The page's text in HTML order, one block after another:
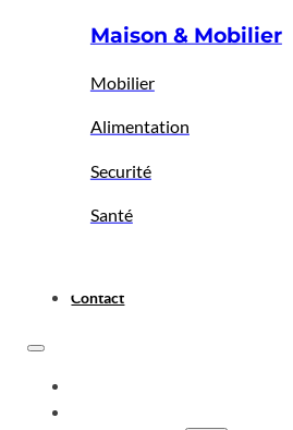
Maison & Mobilier
Mobilier
Alimentation
Securité
Santé
Contact